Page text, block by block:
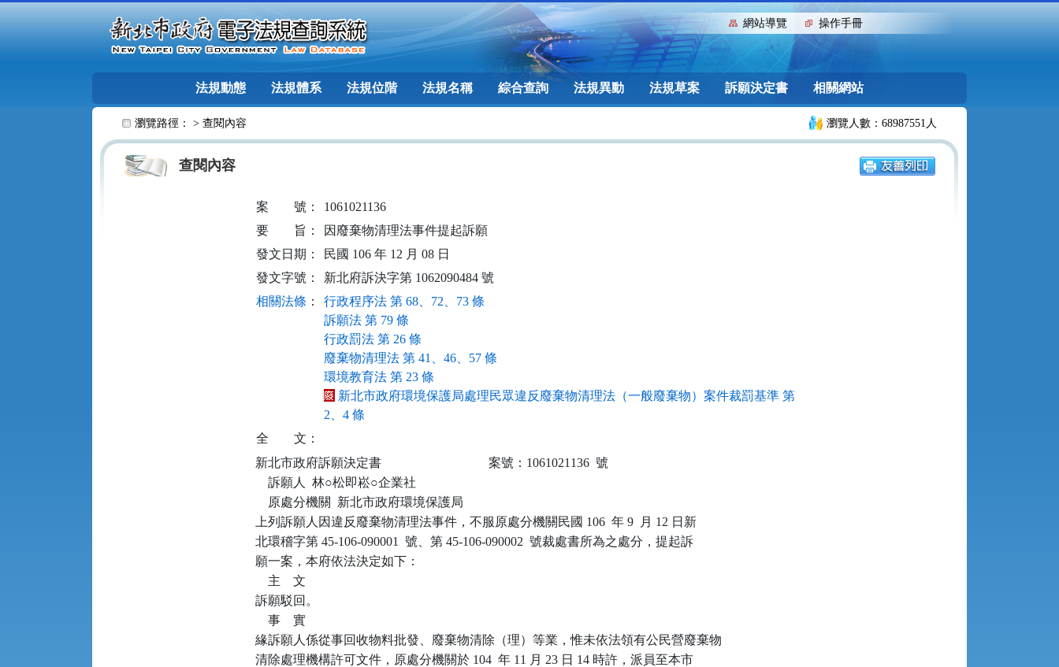
::: 網站導覽 操作手冊
法規動態 法規體系 法規位階 法規名稱 綜合查詢 法規異動 法規草案 訴願決定書 相關網站
瀏覽路徑： > 查閱內容 瀏覽人數：68987551人
查閱內容
案 號：
1061021136
要
旨：
因廢棄物清理法事件提起訴願
發文日期：
民國 106 年 12 月 08 日
發文字號：
新北府訴決字第 1062090484 號
相關法條 ：
行政程序法 第 68、72、73 條
訴願法 第 79 條
行政罰法 第 26 條
廢棄物清理法 第 41、46、57 條
環境教育法 第 23 條
新北市政府環境保護局處理民眾違反廢棄物清理法（一般廢棄物）案件裁罰基準 第
2、4 條
全
文：
新北市政府訴願決定書                                  案號：1061021136  號
    訴願人  林○松即崧○企業社
    原處分機關  新北市政府環境保護局
上列訴願人因違反廢棄物清理法事件，不服原處分機關民國 106  年 9  月 12 日新
北環稽字第 45-106-090001  號、第 45-106-090002  號裁處書所為之處分，提起訴
願一案，本府依法決定如下：
    主    文
訴願駁回。
    事    實
緣訴願人係從事回收物料批發、廢棄物清除（理）等業，惟未依法領有公民營廢棄物
清除處理機構許可文件，原處分機關於 104  年 11 月 23 日 14 時許，派員至本市